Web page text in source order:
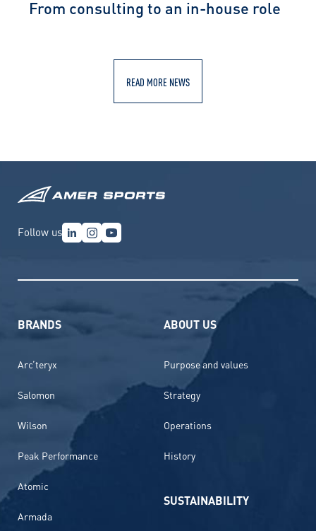
From consulting to an in-house role
READ MORE NEWS
Follow us
BRANDS
Arc’teryx
Salomon
Wilson
Peak Performance
Atomic
Armada
ABOUT US
Purpose and values
Strategy
Operations
History
SUSTAINABILITY